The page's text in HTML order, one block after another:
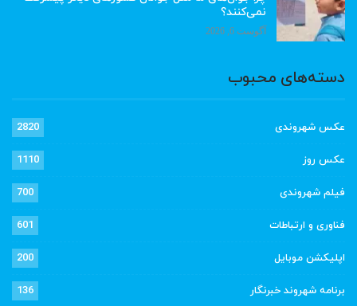
نمی‌کنند؟
آگوست 6, 2026
دسته‌های محبوب
عکس شهروندی 2820
عکس روز 1110
فیلم شهروندی 700
فناوری و ارتباطات 601
اپلیکشن موبایل 200
برنامه شهروند خبرنگار 136